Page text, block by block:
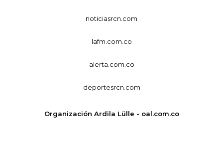
noticiasrcn.com
lafm.com.co
alerta.com.co
deportesrcn.com
Organización Ardila Lülle - oal.com.co